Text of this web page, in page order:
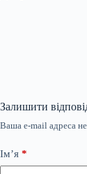
Залишити
Ваша e-mail адреса
Ім’я *